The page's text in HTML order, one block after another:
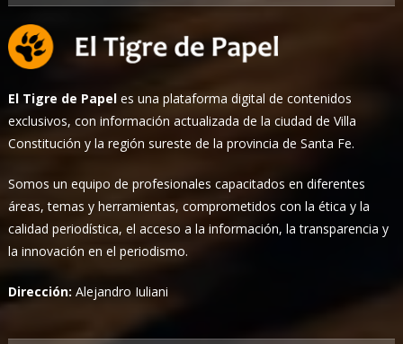
El Tigre de Papel es una plataforma digital de contenidos
exclusivos, con información actualizada de la ciudad de Villa
Constitución y la región sureste de la provincia de Santa Fe.
Somos un equipo de profesionales capacitados en diferentes
áreas, temas y herramientas, comprometidos con la ética y la
calidad periodística, el acceso a la información, la transparencia y
la innovación en el periodismo.
Dirección:Alejandro Iuliani